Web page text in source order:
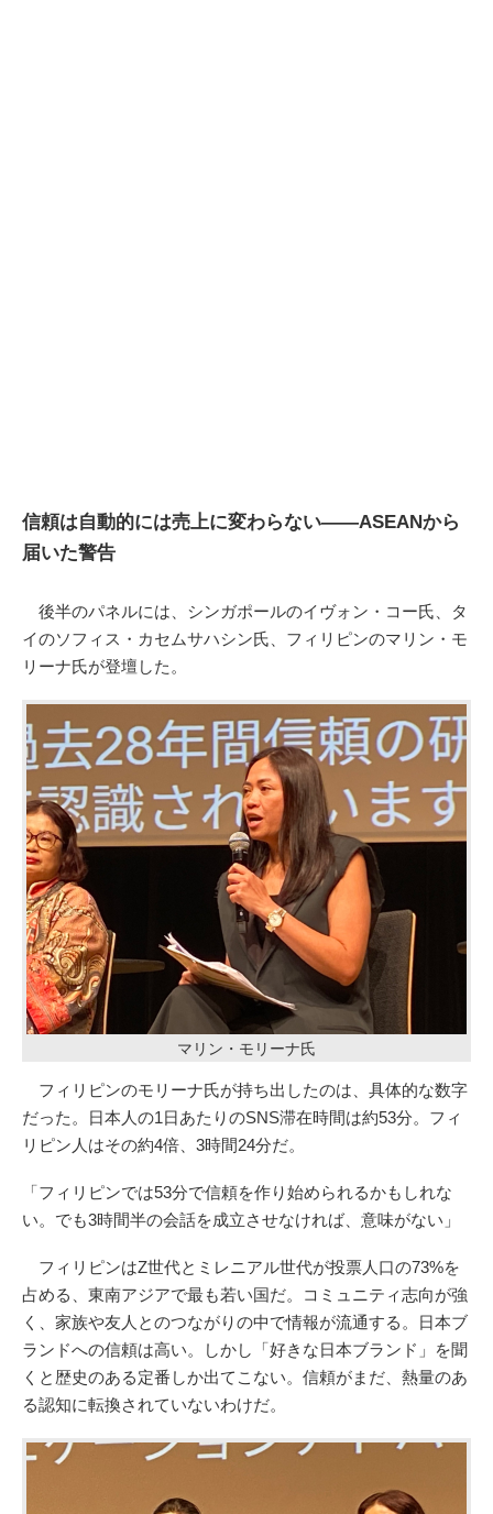
信頼は自動的には売上に変わらない――ASEANから
届いた警告
後半のパネルには、シンガポールのイヴォン・コー氏、タ
イのソフィス・カセムサハシン氏、フィリピンのマリン・モ
リーナ氏が登壇した。
マリン・モリーナ氏
フィリピンのモリーナ氏が持ち出したのは、具体的な数字
だった。日本人の1日あたりのSNS滞在時間は約53分。フィ
リピン人はその約4倍、3時間24分だ。
「フィリピンでは53分で信頼を作り始められるかもしれな
い。でも3時間半の会話を成立させなければ、意味がない」
フィリピンはZ世代とミレニアル世代が投票人口の73%を
占める、東南アジアで最も若い国だ。コミュニティ志向が強
く、家族や友人とのつながりの中で情報が流通する。日本ブ
ランドへの信頼は高い。しかし「好きな日本ブランド」を聞
くと歴史のある定番しか出てこない。信頼がまだ、熱量のあ
る認知に転換されていないわけだ。